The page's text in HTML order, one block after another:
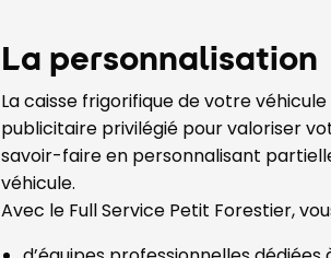
La personnalisation
La caisse frigorifique de votre
publicitaire privilégié pour valoriser
savoir-faire en personnalisant
véhicule.
Avec le Full Service Petit Forestier,